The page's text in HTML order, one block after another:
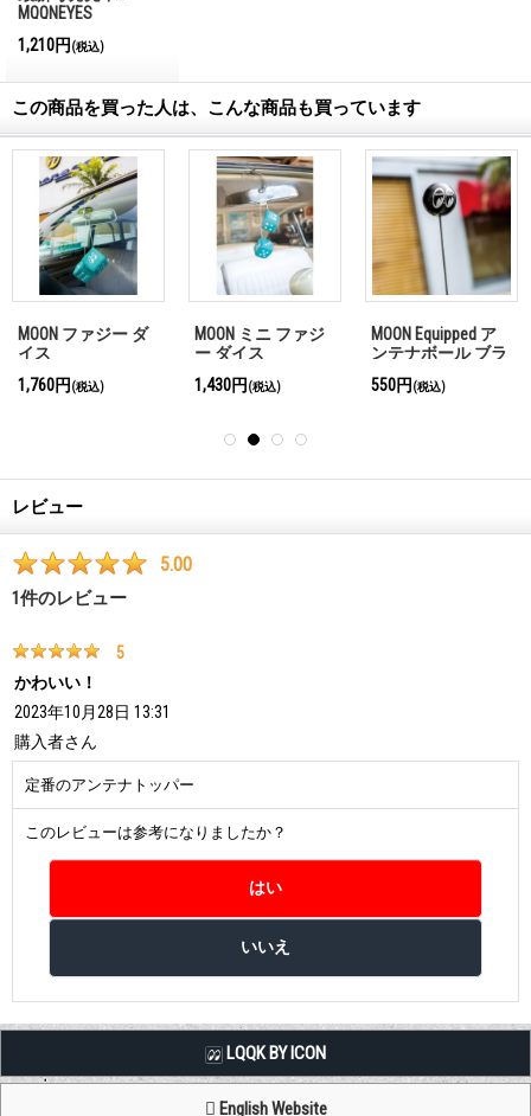
MQQNEYES
Magazine No.28 2026
1,210円 (税込)
この商品を買った人は、こんな商品も買っています
MOON ファジー ダ
イス
1,760円 (税込)
MOON ミニ ファジ
ー ダイス
1,430円 (税込)
MOON Equipped ア
ンテナボール ブラ
タイプ)
550円 (税込)
レビュー
5.00
1件のレビュー
5
かわいい！
2023年10月28日 13:31
購入者さん
定番のアンテナトッパー
このレビューは参考になりましたか？
LQQK BY ICON
English Website